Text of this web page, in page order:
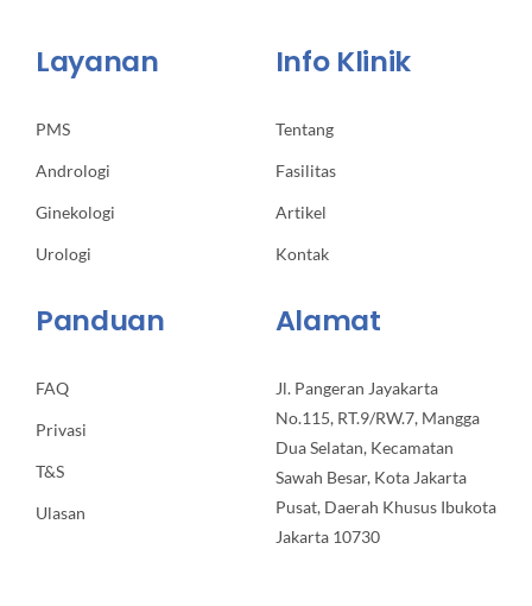
Layanan
PMS
Andrologi
Ginekologi
Urologi
Info Klinik
Tentang
Fasilitas
Artikel
Kontak
Panduan
FAQ
Privasi
T&S
Ulasan
Alamat
Jl. Pangeran Jayakarta
No.115, RT.9/RW.7, Mangga
Dua Selatan, Kecamatan
Sawah Besar, Kota Jakarta
Pusat, Daerah Khusus Ibukota
Jakarta 10730